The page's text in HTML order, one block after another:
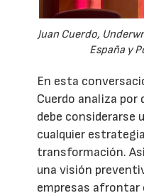
Juan Cuerdo,
España y
En esta
Cuerdo analiza por
debe considerarse
cualquier
transformación.
una visión
empresas afrontar